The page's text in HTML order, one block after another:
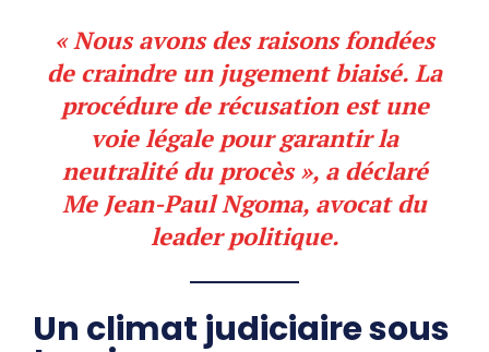
« Nous avons des raisons fondées
de craindre un jugement biaisé. La
procédure de récusation est une
voie légale pour garantir la
neutralité du procès », a déclaré
Me Jean-Paul Ngoma, avocat du
leader politique.
Un climat judiciaire sous